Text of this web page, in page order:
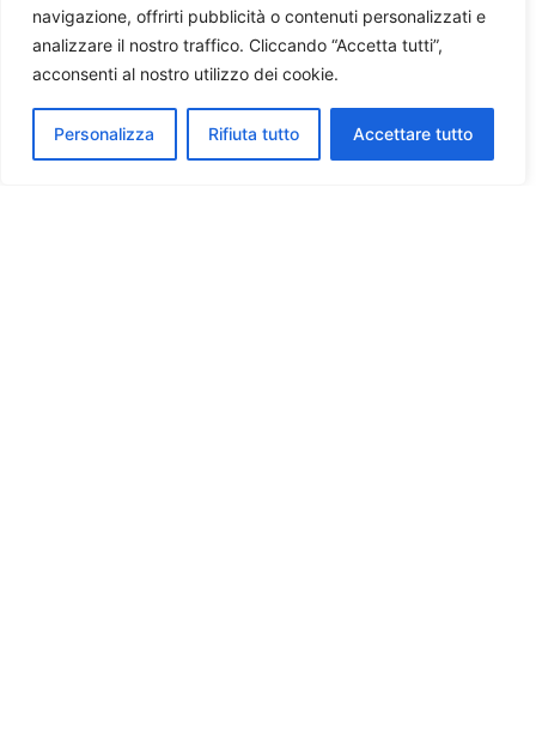
navigazione, offrirti pubblicità o contenuti personalizzati e
analizzare il nostro traffico. Cliccando “Accetta tutti”,
acconsenti al nostro utilizzo dei cookie.
Personalizza Rifiuta tutto Accettare tutto